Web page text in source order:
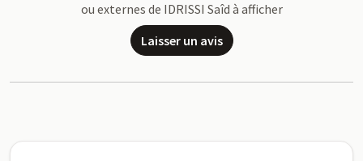
ou externes de IDRISSI Saîd à afficher
Laisser un avis